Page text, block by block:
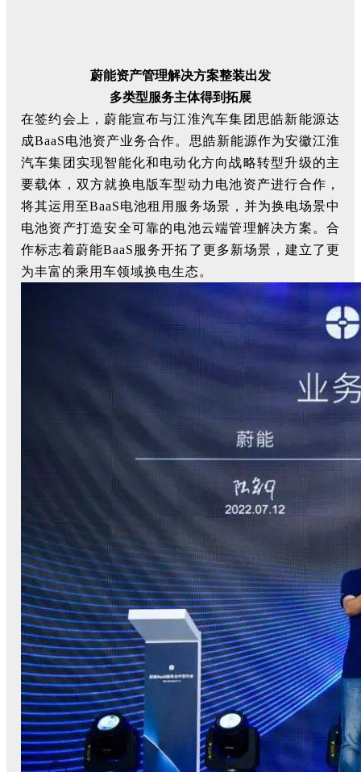
蔚能资产管理解决方案整装出发
多类型服务主体得到拓展
在签约会上，蔚能宣布与江淮汽车集团思皓新能源达
成BaaS电池资产业务合作。思皓新能源作为安徽江淮
汽车集团实现智能化和电动化方向战略转型升级的主
要载体，双方就换电版车型动力电池资产进行合作，
将其运用至BaaS电池租用服务场景，并为换电场景中
电池资产打造安全可靠的电池云端管理解决方案。合
作标志着蔚能BaaS服务开拓了更多新场景，建立了更
为丰富的乘用车领域换电生态。